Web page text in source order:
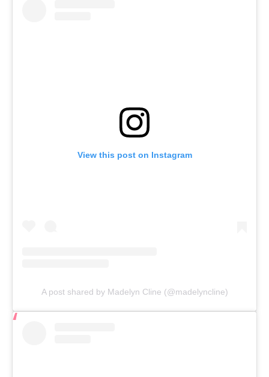
View this post on Instagram
A post shared by Madelyn Cline (@madelyncline)